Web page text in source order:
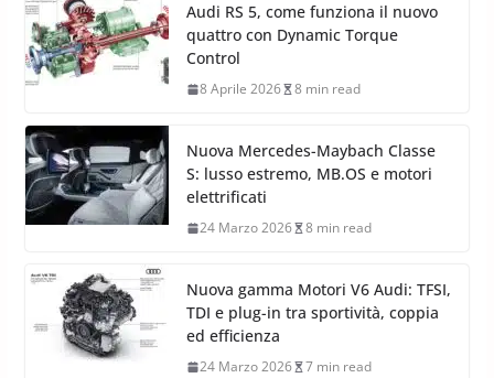
Audi RS 5, come funziona il nuovo
quattro con Dynamic Torque
Control
8 Aprile 2026 8 min read
Nuova Mercedes-Maybach Classe
S: lusso estremo, MB.OS e motori
elettrificati
24 Marzo 2026 8 min read
Nuova gamma Motori V6 Audi: TFSI,
TDI e plug-in tra sportività, coppia
ed efficienza
24 Marzo 2026 7 min read